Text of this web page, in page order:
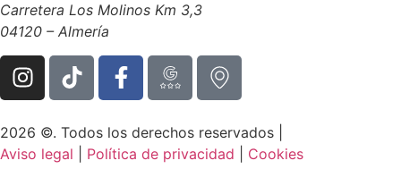
Carretera Los Molinos Km 3,3
04120 – Almería
2026 ©. Todos los derechos reservados |
Aviso legal
Política de privacidad Cookies